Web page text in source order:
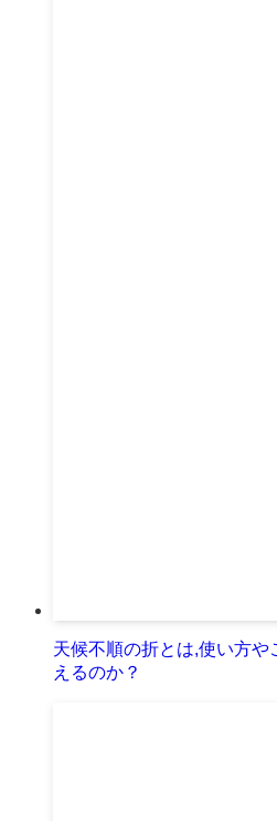
天候不順の折とは,使い方
えるのか？